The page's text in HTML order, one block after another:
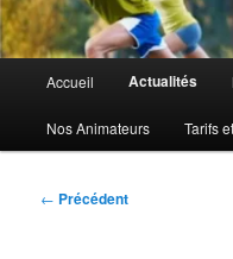
principal
Accueil Actualités
Nos Animateurs Tarifs
Navigation
← Précédent